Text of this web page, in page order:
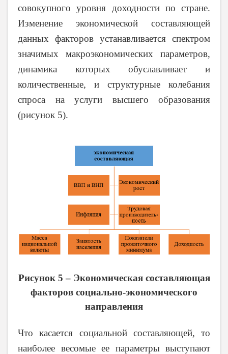
совокупного уровня доходности по стране.
Изменение экономической составляющей
данных факторов устанавливается спектром
значимых макроэкономических параметров,
динамика которых обуславливает и
количественные, и структурные колебания
спроса на услуги высшего образования
(рисунок 5).
Рисунок 5 – Экономическая составляющая
факторов социально-экономического
направления
Что касается социальной составляющей, то
наиболее весомые ее параметры выступают